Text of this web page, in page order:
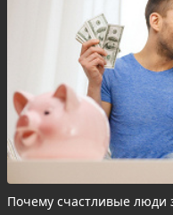
Почему счастливые люди